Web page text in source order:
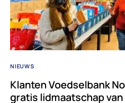
NIEUWS
Klanten Voedselbank
gratis lidmaatschap